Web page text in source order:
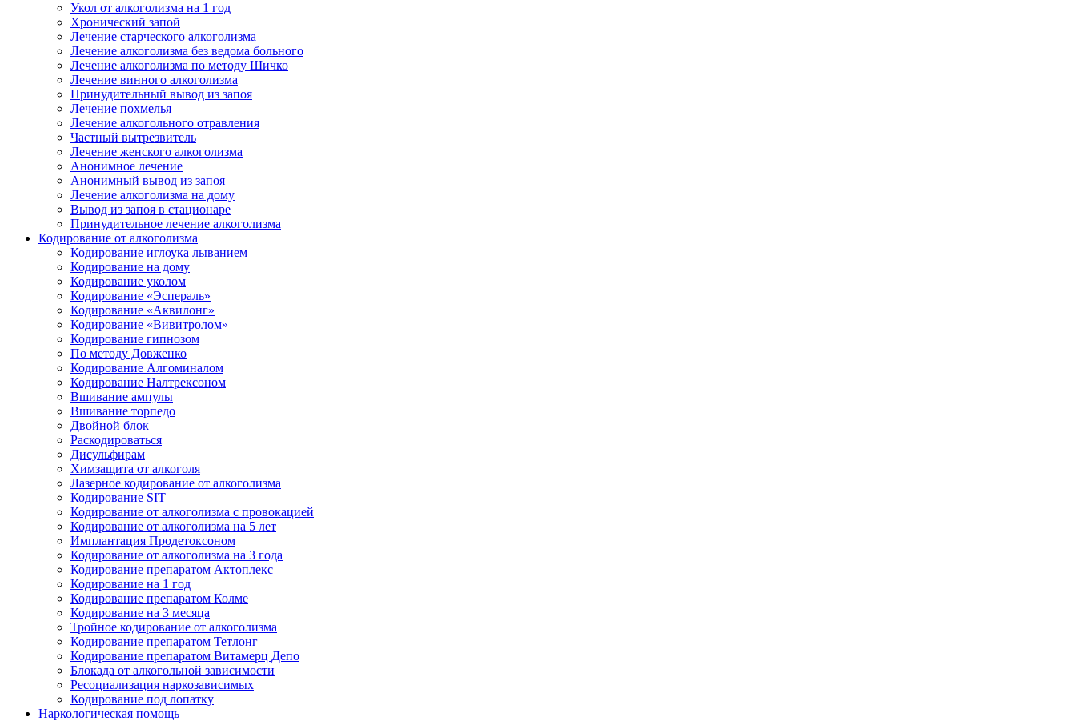
Укол от алкоголизма на 1 год
Хронический запой
Лечение старческого алкоголизма
Лечение алкоголизма без ведома больного
Лечение алкоголизма по методу Шичко
Лечение винного алкоголизма
Принудительный вывод из запоя
Лечение похмелья
Лечение алкогольного отравления
Частный вытрезвитель
Лечение женского алкоголизма
Анонимное лечение
Анонимный вывод из запоя
Лечение алкоголизма на дому
Вывод из запоя в стационаре
Принудительное лечение алкоголизма
Кодирование от алкоголизма
Кодирование иглоука лыванием
Кодирование на дому
Кодирование уколом
Кодирование «Эспераль»
Кодирование «Аквилонг»
Кодирование «Вивитролом»
Кодирование гипнозом
По методу Довженко
Кодирование Алгоминалом
Кодирование Налтрексоном
Вшивание ампулы
Вшивание торпедо
Двойной блок
Раскодироваться
Дисульфирам
Химзащита от алкоголя
Лазерное кодирование от алкоголизма
Кодирование SIT
Кодирование от алкоголизма с провокацией
Кодирование от алкоголизма на 5 лет
Имплантация Продетоксоном
Кодирование от алкоголизма на 3 года
Кодирование препаратом Актоплекс
Кодирование на 1 год
Кодирование препаратом Колме
Кодирование на 3 месяца
Тройное кодирование от алкоголизма
Кодирование препаратом Тетлонг
Кодирование препаратом Витамерц Депо
Блокада от алкогольной зависимости
Ресоциализация наркозависимых
Кодирование под лопатку
Наркологическая помощь